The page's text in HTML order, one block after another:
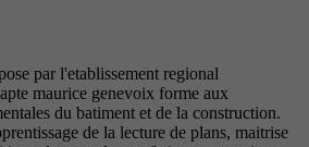
par l'etablissement regional
maurice genevoix forme aux
du batiment et de la construction.
de la lecture de plans, maitrise